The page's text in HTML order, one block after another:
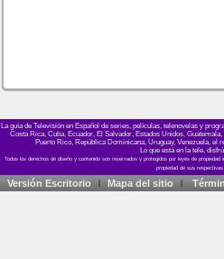
La guía de Televisión en Español de series, películas, telenovelas y
Costa Rica, Cuba, Ecuador, El Salvador, Estados Unidos,
Puerto Rico, República Dominicana, Uruguay, Venezuela, el
Lo que está en la tele,
Versión Escritorio Mapa del sitio